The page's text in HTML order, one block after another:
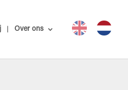
Over ons